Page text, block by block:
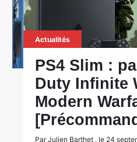
Actualités
PS4 Slim :
Duty Infinite
Modern
Par Julien Barthet , le 24